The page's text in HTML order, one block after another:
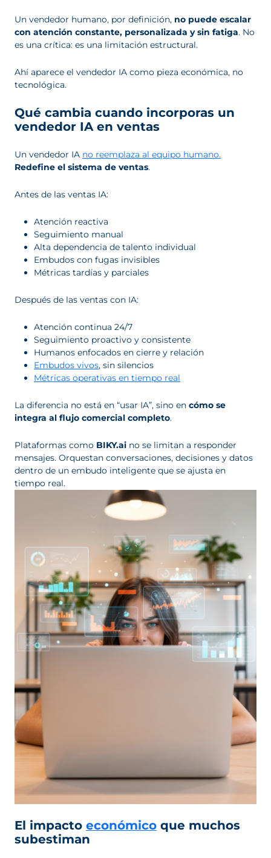
Un vendedor humano, por definición, no puede escalar
con atención constante, personalizada y sin fatiga. No
es una crítica: es una limitación estructural.
Ahí aparece el vendedor IA como pieza económica, no
tecnológica.
Qué cambia cuando incorporas un
vendedor IA en ventas
Un vendedor IA no reemplaza al equipo humano.
Redefine el sistema de ventas.
Antes de las ventas IA:
Atención reactiva
Seguimiento manual
Alta dependencia de talento individual
Embudos con fugas invisibles
Métricas tardías y parciales
Después de las ventas con IA:
Atención continua 24/7
Seguimiento proactivo y consistente
Humanos enfocados en cierre y relación
Embudos vivos, sin silencios
Métricas operativas en tiempo real
La diferencia no está en “usar IA”, sino en cómo se
integra al flujo comercial completo.
Plataformas como BIKY.ai no se limitan a responder
mensajes. Orquestan conversaciones, decisiones y datos
dentro de un embudo inteligente que se ajusta en
tiempo real.
El impacto económico que muchos
subestiman